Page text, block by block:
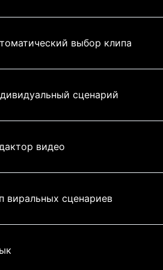
выбор клипа
сценарий
видео
виральных сценариев